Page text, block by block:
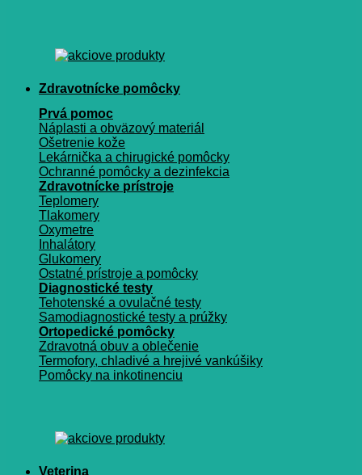
Zdravotnícke pomôcky
Prvá pomoc
Náplasti a obväzový materiál
Ošetrenie kože
Lekárnička a chirugické pomôcky
Ochranné pomôcky a dezinfekcia
Zdravotnícke prístroje
Teplomery
Tlakomery
Oxymetre
Inhalátory
Glukomery
Ostatné prístroje a pomôcky
Diagnostické testy
Tehotenské a ovulačné testy
Samodiagnostické testy a prúžky
Ortopedické pomôcky
Zdravotná obuv a oblečenie
Termofory, chladivé a hrejivé vankúšiky
Pomôcky na inkotinenciu
Veterina